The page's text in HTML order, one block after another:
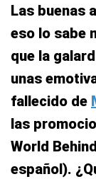
Las buenas
eso lo sabe
que la
unas
fallecido de
las
World
español).